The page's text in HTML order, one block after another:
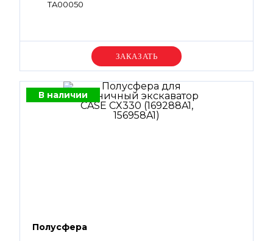
TA00050
Уточняйте цену
В наличии
Полусфера